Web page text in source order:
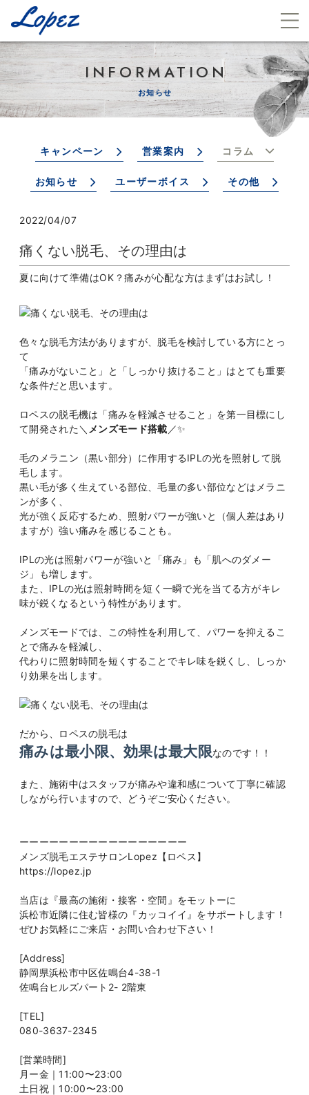
INFORMATION
お知らせ
キャンペーン 営業案内 コラム
お知らせ ユーザーボイス その他
2022/04/07
痛くない脱毛、その理由は
夏に向けて準備はOK？痛みが心配な方はまずはお試し！
色々な脱毛方法がありますが、脱毛を検討している方にとっ
て
「痛みがないこと」と「しっかり抜けること」はとても重要
な条件だと思います。
ロペスの脱毛機は「痛みを軽減させること」を第一目標にし
て開発された＼ メンズモード搭載 ／✨
毛のメラニン（黒い部分）に作用するIPLの光を照射して脱
毛します。
黒い毛が多く生えている部位、毛量の多い部位などはメラニ
ンが多く、
光が強く反応するため、照射パワーが強いと（個人差はあり
ますが）強い痛みを感じることも。
IPLの光は照射パワーが強いと「痛み」も「肌へのダメー
ジ」も増します。
また、IPLの光は照射時間を短く一瞬で光を当てる方がキレ
味が鋭くなるという特性があります。
メンズモードでは、この特性を利用して、パワーを抑えるこ
とで痛みを軽減し、
代わりに照射時間を短くすることでキレ味を鋭くし、しっか
り効果を出します。
だから、ロペスの脱毛は
痛みは最小限、効果は最大限なのです！！
また、施術中はスタッフが痛みや違和感について丁寧に確認
しながら行いますので、どうぞご安心ください。
ーーーーーーーーーーーーーーーーー
メンズ脱毛エステサロンLopez【ロペス】
https://lopez.jp
当店は『最高の施術・接客・空間』をモットーに
浜松市近隣に住む皆様の『カッコイイ』をサポートします！
ぜひお気軽にご来店・お問い合わせ下さい！
[Address]
静岡県浜松市中区佐鳴台4-38-1
佐鳴台ヒルズパート2- 2階東
[TEL]
080-3637-2345
[営業時間]
月ー金｜11:00〜23:00
土日祝｜10:00〜23:00